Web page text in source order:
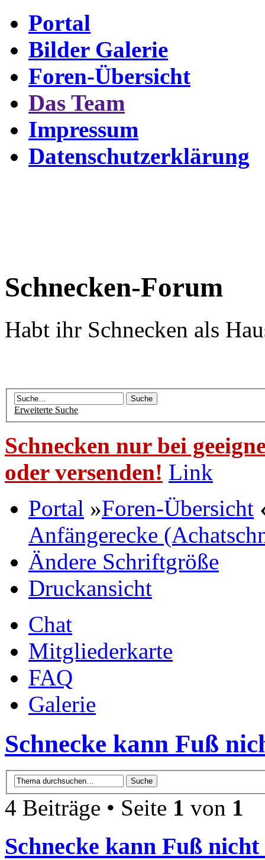
Portal
Bilder Galerie
Foren-Übersicht
Das Team
Impressum
Datenschutzerklärung
Schnecken-Forum
Habt ihr Schnecken als
Erweiterte Suche
Schnecken nur bei
oder versenden! Link
Portal »Foren-Übersicht
Anfängerecke
Ändere Schriftgröße
Druckansicht
Chat
Mitgliederkarte
FAQ
Galerie
Schnecke kann Fuß
4 Beiträge • Seite 1 von 1
Schnecke kann Fuß